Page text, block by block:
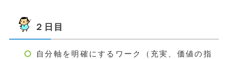
２日目
自分軸を明確にするワーク（充実、価値の指